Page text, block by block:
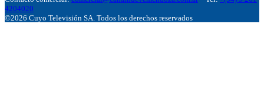
4204020
©2026 Cuyo Televisión SA. Todos los derechos reservados